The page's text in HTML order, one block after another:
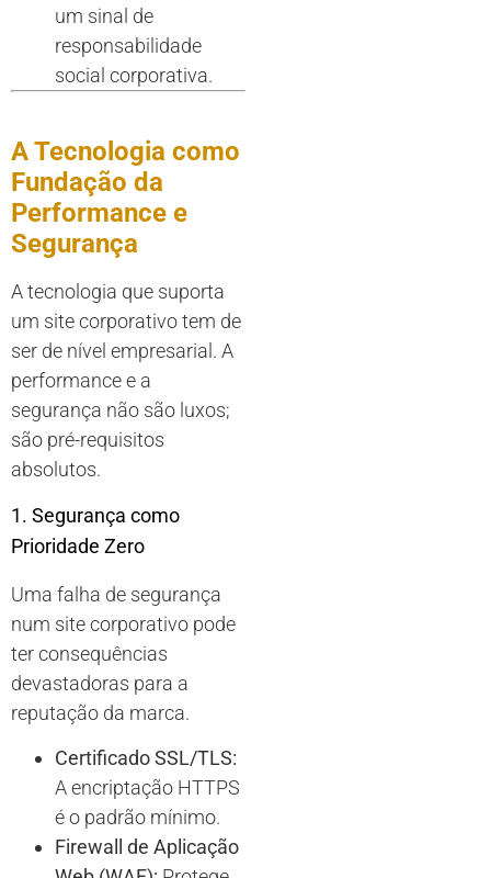
um sinal de
responsabilidade
social corporativa.
A Tecnologia como
Fundação da
Performance e
Segurança
A tecnologia que suporta
um site corporativo tem de
ser de nível empresarial. A
performance e a
segurança não são luxos;
são pré-requisitos
absolutos.
1. Segurança como
Prioridade Zero
Uma falha de segurança
num site corporativo pode
ter consequências
devastadoras para a
reputação da marca.
Certificado SSL/TLS:
A encriptação HTTPS
é o padrão mínimo.
Firewall de Aplicação